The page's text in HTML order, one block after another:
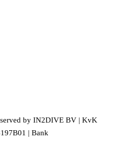
by IN2DIVE BV | KvK
| Bank